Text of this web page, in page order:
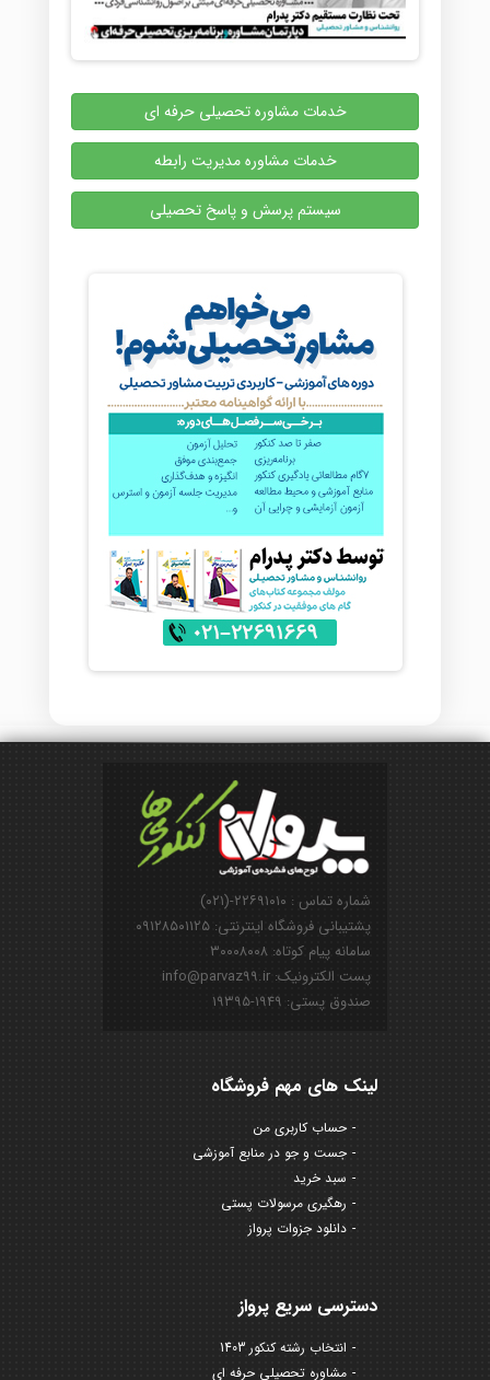
خدمات مشاوره تحصیلی حرفه ای
خدمات مشاوره مدیریت رابطه
سیستم پرسش و پاسخ تحصیلی
شماره تماس : ۲۲۶۹۱۰۱۰-(۰۲۱)
پشتیبانی فروشگاه اینترنتی: ۰۹۱۲۸۵۰۱۱۲۵
سامانه پیام کوتاه: ۳۰۰۰۸۰۰۸
پست الکترونیک: info@parvaz99.ir
صندوق پستی: ۱۹۴۹-۱۹۳۹۵
لینک های مهم فروشگاه
حساب کاربری من
جست و جو در منابع آموزشی
سبد خرید
رهگیری مرسولات پستی
دانلود جزوات پرواز
دسترسی سریع پرواز
انتخاب رشته کنکور 1403
مشاوره تحصیلی حرفه ای